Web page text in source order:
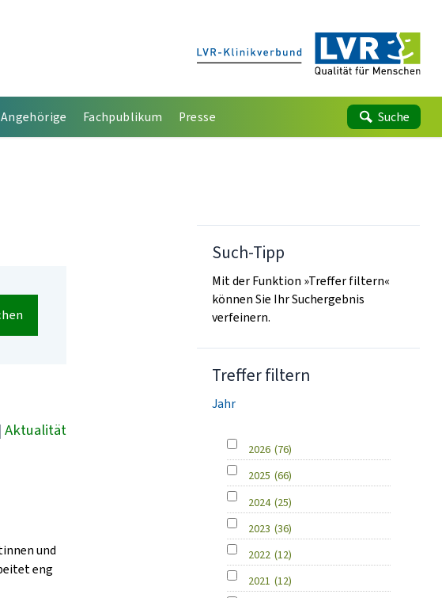
Fachpublikum Presse Suche
| Aktualität
und
eng
Such-Tipp
Mit der Funktion »Treffer filtern«
können Sie Ihr Suchergebnis
verfeinern.
Treffer filtern
Jahr
2026 (76)
2025 (66)
2024 (25)
2023 (36)
2022 (12)
2021 (12)